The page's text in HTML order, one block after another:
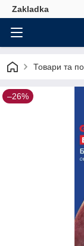
Zakladka
Товари та
–26%